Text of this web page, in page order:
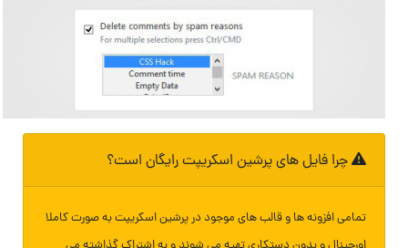
چرا فایل های پرشین اسکریپت رایگان است؟
تمامی افزونه ها و قالب های موجود در پرشین اسکریپت به صورت کاملا